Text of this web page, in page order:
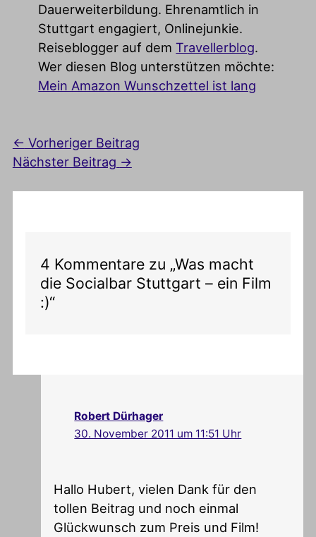
Dauerweiterbildung. Ehrenamtlich in
Stuttgart engagiert, Onlinejunkie.
Reiseblogger auf dem Travellerblog.
Wer diesen Blog unterstützen möchte:
Mein Amazon Wunschzettel ist lang
← Vorheriger Beitrag
Nächster Beitrag →
4 Kommentare zu „Was macht
die Socialbar Stuttgart – ein Film
:)“
Robert Dürhager
30. November 2011 um 11:51 Uhr
Hallo Hubert, vielen Dank für den
tollen Beitrag und noch einmal
Glückwunsch zum Preis und Film!